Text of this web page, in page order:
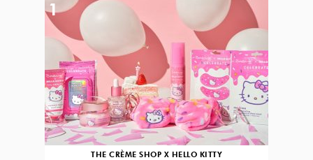
THE CRÈME SHOP X HELLO KITTY
1